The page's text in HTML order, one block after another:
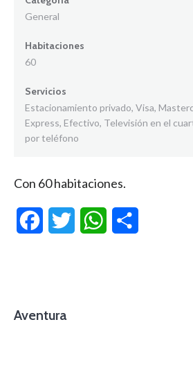
General
Habitaciones
60
Servicios
Estacionamiento privado, Visa,
Express, Efectivo, Televisión en el
por teléfono
Con 60 habitaciones.
FacebookTwitter WhatsApp
Aventura